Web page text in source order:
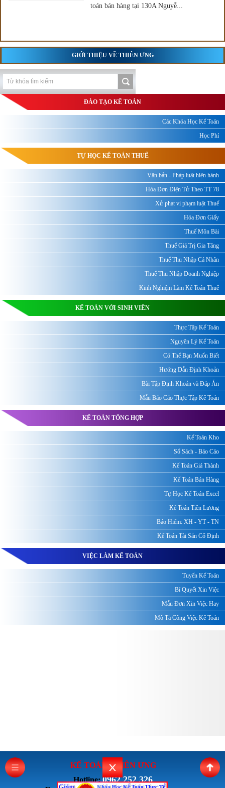
toán bán hàng tại 130A Nguyễ...
GIỚI THIỆU VỀ THIÊN ƯNG
ĐÀO TẠO KẾ TOÁN
Các Khóa Học Kế Toán
Học Phí
TỰ HỌC KẾ TOÁN THUẾ
Văn bản - Pháp luật hiện hành
Hóa Đơn Điện Tử Theo TT 78
Xử phạt vi phạm luật Thuế
Hóa Đơn Giấy
Thuế Môn Bài
Thuế Giá Trị Gia Tăng
Thuế Thu Nhập Cá Nhân
Thuế Thu Nhập Doanh Nghiệp
Kinh Nghiệm Làm Kế Toán Thuế
KẾ TOÁN VỚI SINH VIÊN
Thực Tập Kế Toán
Nguyên Lý Kế Toán
Có Thể Bạn Muốn Biết
Hướng Dẫn Định Khoản
Bài Tập Định Khoản và Đáp Án
Mẫu Báo Cáo Thực Tập Kế Toán
KẾ TOÁN TỔNG HỢP
Kế Toán Kho
Sổ Sách - Báo Cáo
Kế Toán Giá Thành
Kế Toán Bán Hàng
Tự Học Kế Toán Excel
Kế Toán Tiền Lương
Bảo Hiểm: XH - YT - TN
Kế Toán Tài Sản Cố Định
VIỆC LÀM KẾ TOÁN
Tuyển Kế Toán
Bí Quyết Xin Việc
Mẫu Đơn Xin Việc Hay
Mô Tả Công Việc Kế Toán
KẾ TOÁN THIÊN ƯNG
Hotline:0962 252 326